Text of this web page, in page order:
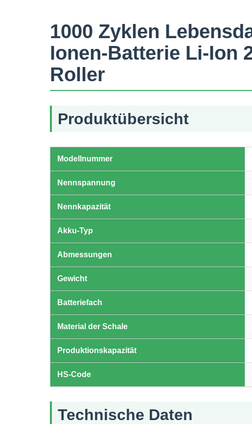
1000 Zyklen
Ionen-Batterie Li-Ion
Roller
Produktübersicht
Modellnummer
Nennspannung
Nennkapazität
Akku-Typ
Abmessungen
Gewicht
Batteriefach
Material der Schale
Produktionskapazität
HS-Code
Technische Daten